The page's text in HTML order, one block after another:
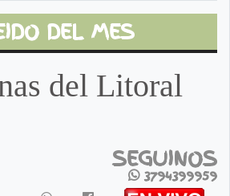
DEL MES
del Litoral
SEGUINOS
3794399959